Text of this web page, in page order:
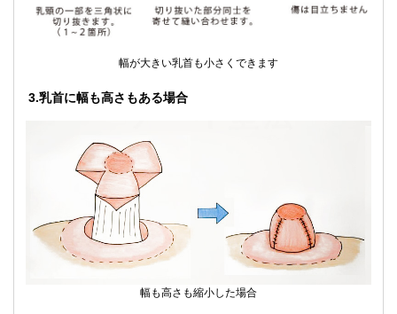
幅が大きい乳首も小さくできます
3.乳首に幅も高さもある場合
幅も高さも縮小した場合